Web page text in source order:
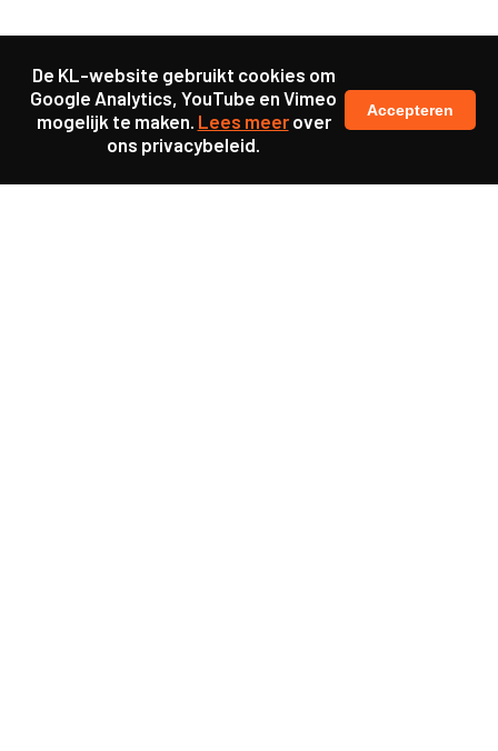
De KL-website gebruikt cookies om
Google Analytics, YouTube en Vimeo
mogelijk te maken. Lees meerover
ons privacybeleid.
Accepteren